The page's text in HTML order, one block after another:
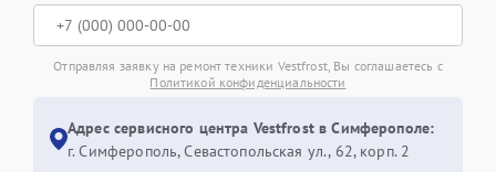
Отправляя заявку на ремонт техники Vestfrost, Вы соглашаетесь с
Политикой конфиденциальности
Адрес сервисного центра Vestfrost в Симферополе:
г. Симферополь, Севастопольская ул., 62, корп. 2